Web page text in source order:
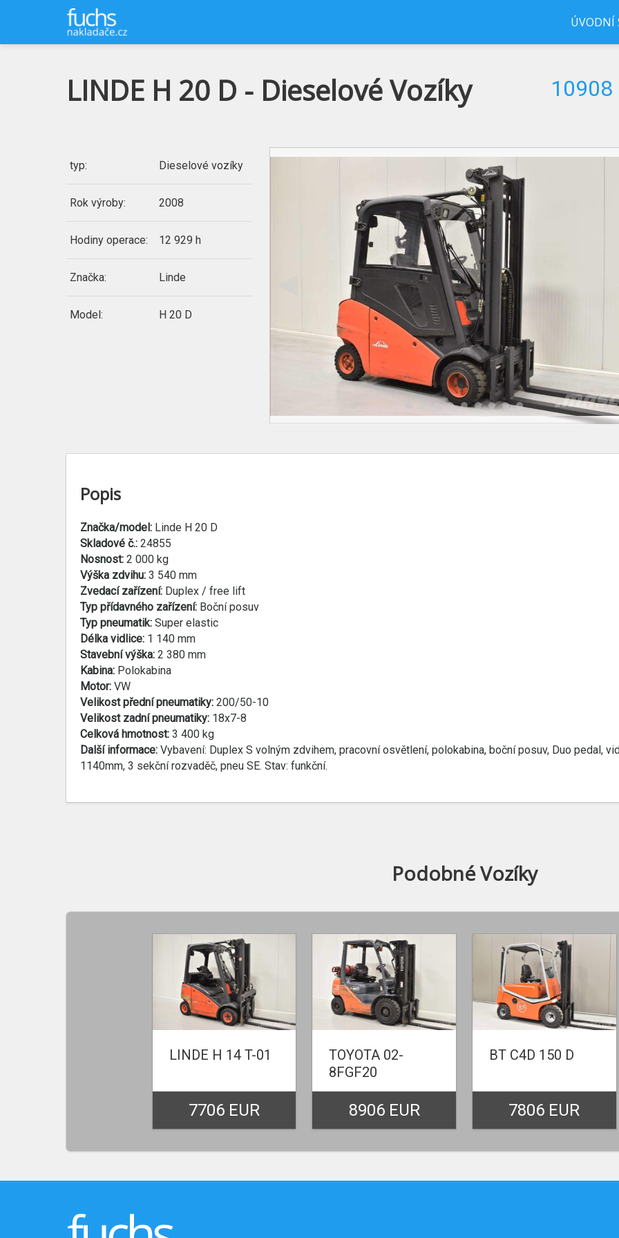
ÚVODNÍ
LINDE H 20 D - Dieselové Vozíky 10908
typ: Dieselové vozíky
Rok výroby: 2008
Hodiny operace: 12 929 h
Značka: Linde
Model: H 20 D
Popis
Značka/model: Linde H 20 D
Skladové č.: 24855
Nosnost: 2 000 kg
Výška zdvihu: 3 540 mm
Zvedací zařízení: Duplex / free lift
Typ přídavného zařízení: Boční posuv
Typ pneumatik: Super elastic
Délka vidlice: 1 140 mm
Stavební výška: 2 380 mm
Kabina: Polokabina
Motor: VW
Velikost přední pneumatiky: 200/50-10
Velikost zadní pneumatiky: 18x7-8
Celková hmotnost: 3 400 kg
Další informace: Vybavení: Duplex S volným zdvihem, pracovní osvětlení, polokabina, boční posuv, Duo pedal,
1140mm, 3 sekční rozvaděč, pneu SE. Stav: funkční.
Podobné Vozíky
LINDE H 14 T-01
7706 EUR
TOYOTA 02-
8FGF20
8906 EUR
BT C4D 150 D
7806 EUR